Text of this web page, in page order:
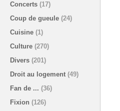
Concerts (17)
Coup de gueule (24)
Cuisine (1)
Culture (270)
Divers (201)
Droit au logement (49)
Fan de ... (36)
Fixion (126)